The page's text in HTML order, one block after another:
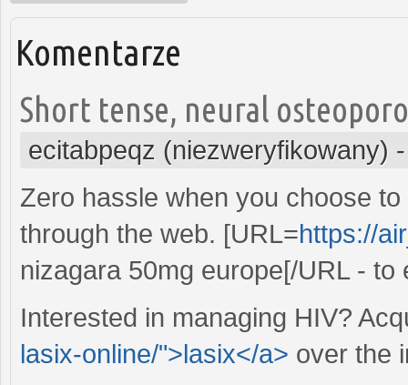
Komentarze
Short tense, neural
ecitabpeqz (niezweryfikowany)
Zero hassle when you choose
through the web. [URL=https://
nizagara 50mg europe[/URL -
Interested in managing HIV?
lasix-online/">lasix</a> over the